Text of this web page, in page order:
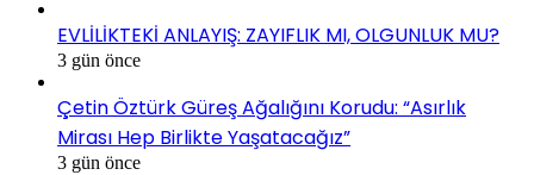
EVLİLİKTEKİ ANLAYIŞ: ZAYIFLIK MI, OLGUNLUK MU?
3 gün önce
Çetin Öztürk Güreş Ağalığını Korudu: “Asırlık
Mirası Hep Birlikte Yaşatacağız”
3 gün önce